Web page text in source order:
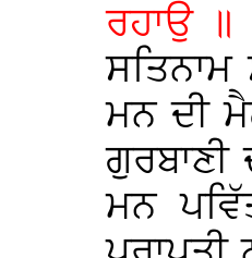
ਰਹਾਉ
ਸਤਿਨਾਮ
ਮਨ ਦੀ
ਮਨ